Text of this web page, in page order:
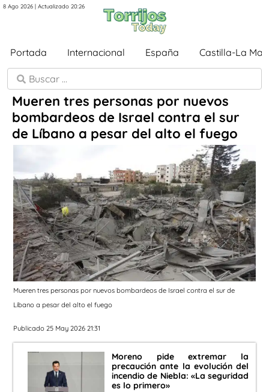
8 Ago 2026 | Actualizado 20:26
Portada Internacional España Castilla-La
Mueren tres personas por nuevos
bombardeos de Israel contra el sur
de Líbano a pesar del alto el fuego
Mueren tres personas por nuevos bombardeos de Israel contra el sur de
Líbano a pesar del alto el fuego
Publicado 25 May 2026 21:31
Moreno pide extremar la
precaución ante la evolución del
incendio de Niebla: «La seguridad
es lo primero»